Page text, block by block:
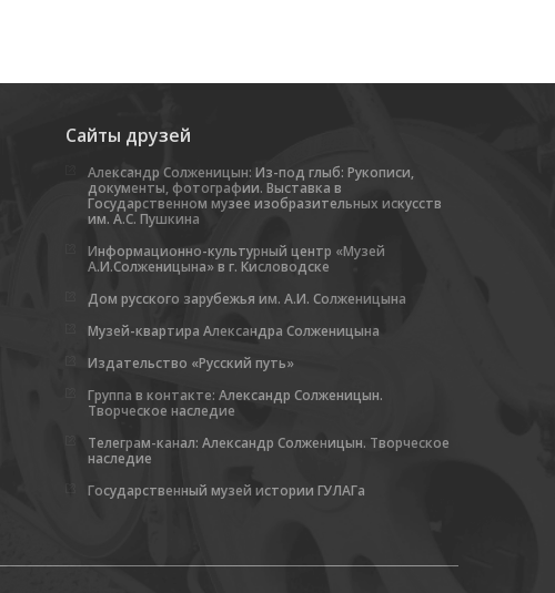
Сайты друзей
Александр Солженицын: Из-под глыб: Рукописи,
документы, фотографии. Выставка в
Государственном музее изобразительных искусств
им. А.С. Пушкина
Информационно-культурный центр «Музей
А.И.Солженицына» в г. Кисловодске
Дом русского зарубежья им. А.И. Солженицына
Музей-квартира Александра Солженицына
Издательство «Русский путь»
Группа в контакте: Александр Солженицын.
Творческое наследие
Телеграм-канал: Александр Солженицын. Творческое
наследие
Государственный музей истории ГУЛАГа